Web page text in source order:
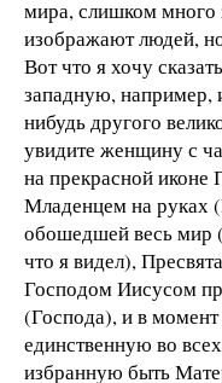
мира, слишком много
изображают людей,
Вот что я хочу
западную, например,
нибудь другого
увидите женщину с
на прекрасной иконе
Младенцем на руках
обошедшей весь мир
что я видел),
Господом Иисусом
(Господа), и в
единственную во
избранную быть